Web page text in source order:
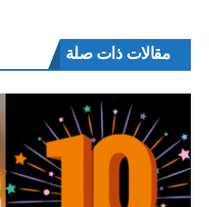
مقالات ذات صلة